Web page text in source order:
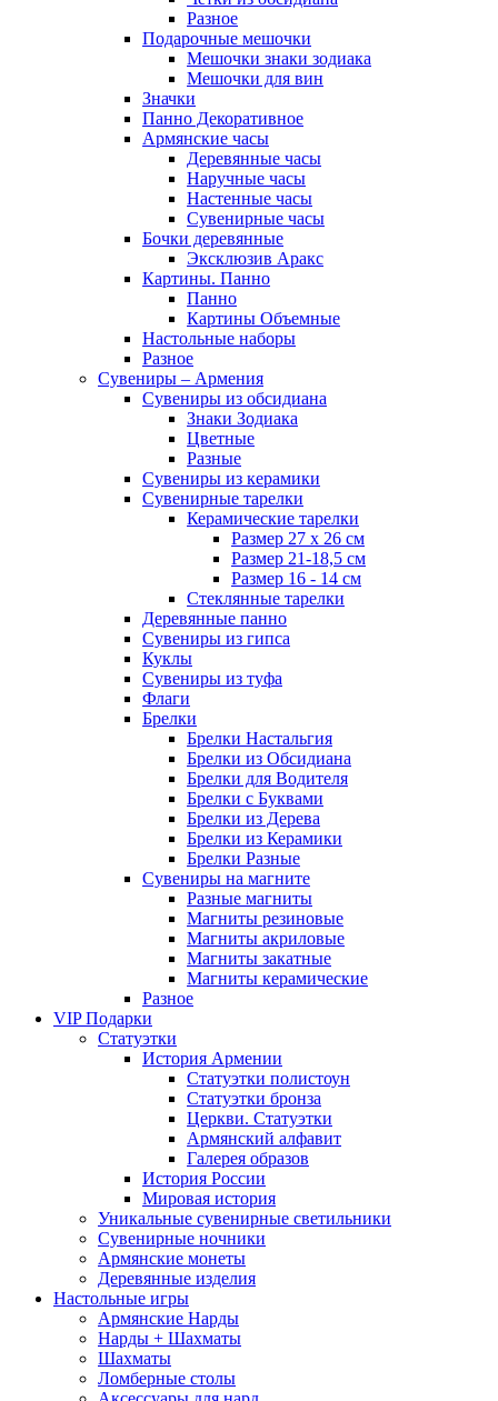
Разное
Подарочные мешочки
Мешочки знаки зодиака
Мешочки для вин
Значки
Панно Декоративное
Армянские часы
Деревянные часы
Наручные часы
Настенные часы
Сувенирные часы
Бочки деревянные
Эксклюзив Аракс
Картины. Панно
Панно
Картины Объемные
Настольные наборы
Разное
Сувениры – Армения
Сувениры из обсидиана
Знаки Зодиака
Цветные
Разные
Сувениры из керамики
Сувенирные тарелки
Керамические тарелки
Размер 27 х 26 см
Размер 21-18,5 см
Размер 16 - 14 см
Стеклянные тарелки
Деревянные панно
Сувениры из гипса
Куклы
Сувениры из туфа
Флаги
Брелки
Брелки Настальгия
Брелки из Обсидиана
Брелки для Водителя
Брелки с Буквами
Брелки из Дерева
Брелки из Керамики
Брелки Разные
Сувениры на магните
Разные магниты
Магниты резиновые
Магниты акриловые
Магниты закатные
Магниты керамические
Разное
VIP Подарки
Статуэтки
История Армении
Статуэтки полистоун
Статуэтки бронза
Церкви. Статуэтки
Армянский алфавит
Галерея образов
История России
Мировая история
Уникальные сувенирные светильники
Сувенирные ночники
Армянские монеты
Деревянные изделия
Настольные игры
Армянские Нарды
Нарды + Шахматы
Шахматы
Ломберные столы